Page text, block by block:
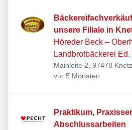
unsere Filiale in
Höreder Beck –
Landbrotbäckerei Ed.
Mainleite 2, 97478
Deutschland
Veröffentlicht:
vor 5 Monaten
Praktikum,
Abschlussarbeiten